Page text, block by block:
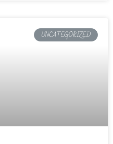
UNCATEGORIZED